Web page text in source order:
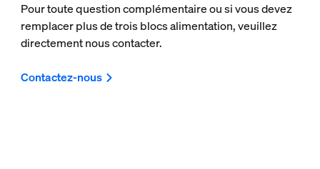
Pour toute question complémentaire ou si vous devez
remplacer plus de trois blocs alimentation, veuillez
directement nous contacter.
Contactez-nous